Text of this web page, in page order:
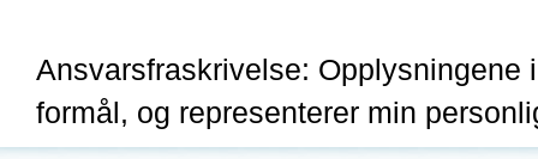
Ansvarsfraskrivelse: Opplysningene
formål, og representerer min